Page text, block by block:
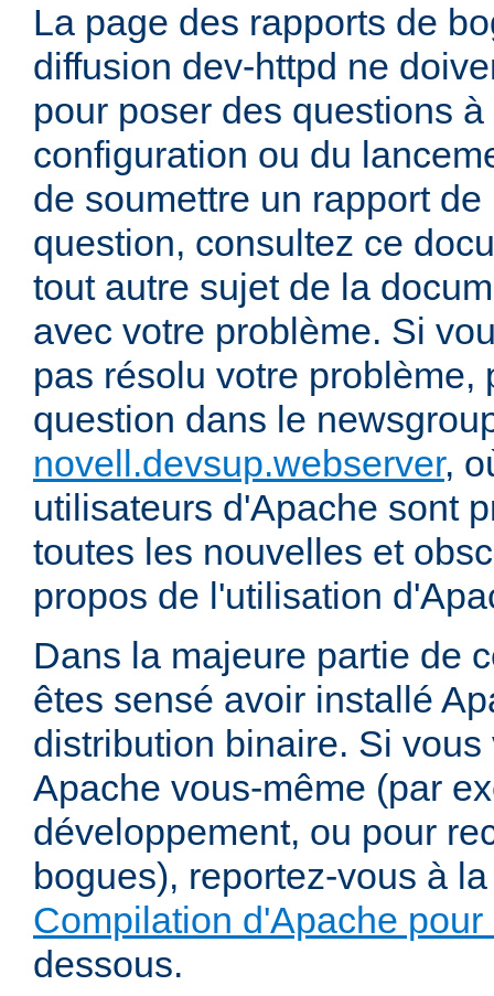
La page des rapports de
diffusion dev-httpd ne
pour poser des questions
configuration ou du
de soumettre un rapport
question, consultez ce
tout autre sujet de la
avec votre problème. Si
pas résolu votre problème,
question dans le
novell.devsup.webserver,
utilisateurs d'Apache sont
toutes les nouvelles et
propos de l'utilisation
Dans la majeure partie de
êtes sensé avoir installé
distribution binaire. Si
Apache vous-même (par
développement, ou pour
bogues), reportez-vous à
Compilation d'Apache
dessous.